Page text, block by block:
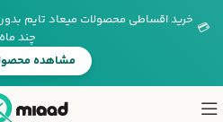
💳 خرید اقساطی محصولات میعاد تایم
چند
مشاهده